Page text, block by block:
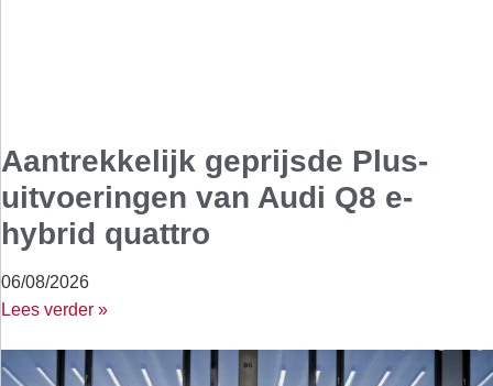
Aantrekkelijk geprijsde Plus-
uitvoeringen van Audi Q8 e-
hybrid quattro
06/08/2026
Lees verder »